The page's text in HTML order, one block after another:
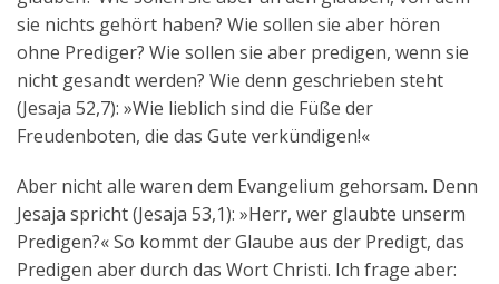
sie nichts gehört haben? Wie sollen sie aber hören
ohne Prediger? Wie sollen sie aber predigen, wenn sie
nicht gesandt werden? Wie denn geschrieben steht
(Jesaja 52,7): »Wie lieblich sind die Füße der
Freudenboten, die das Gute verkündigen!«
Aber nicht alle waren dem Evangelium gehorsam. Denn
Jesaja spricht (Jesaja 53,1): »Herr, wer glaubte unserm
Predigen?« So kommt der Glaube aus der Predigt, das
Predigen aber durch das Wort Christi. Ich frage aber: